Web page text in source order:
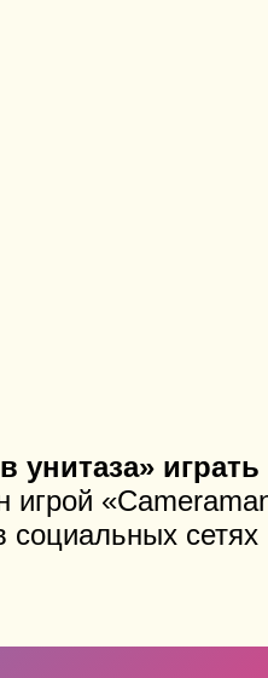
унитаза»
игрой
сетях